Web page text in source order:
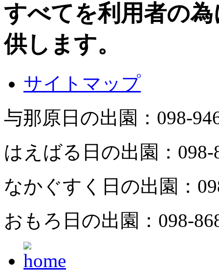
すべてを利用者の
供します。
サイトマップ
与那原日の出園： 098-
はえばる日の出園： 098-
なかぐすく日の出園：
おもろ日の出園： 098-